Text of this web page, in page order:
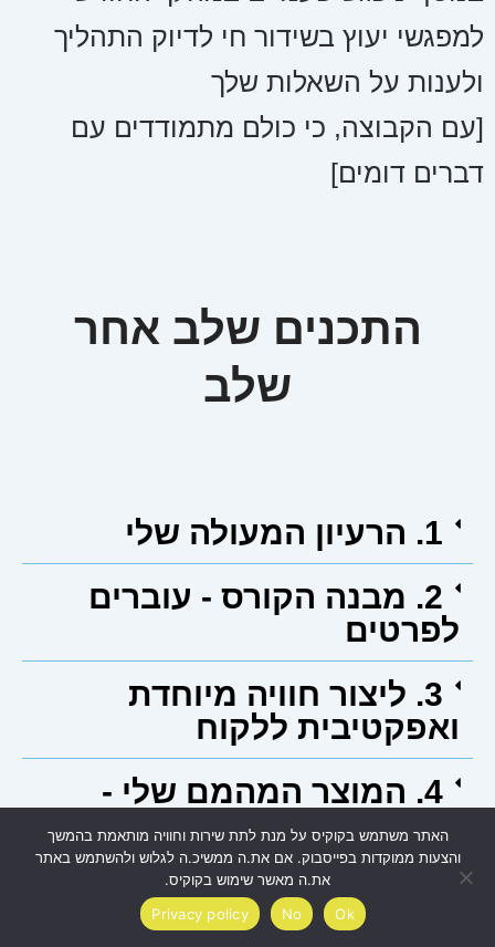
למפגשי יעוץ בשידור חי לדיוק התהליך
ולענות על השאלות שלך
[עם הקבוצה, כי כולם מתמודדים עם
דברים דומים]
התכנים שלב אחר
שלב
1. הרעיון המעולה שלי
2. מבנה הקורס - עוברים
לפרטים
3. ליצור חוויה מיוחדת
ואפקטיבית ללקוח
4. המוצר המהמם שלי -
האריזה
האתר משתמש בקוקיס על מנת לתת שירות וחוויה מותאמת בהמשך
והצעות ממוקדות בפייסבוק. אם את.ה ממשיכ.ה לגלוש ולהשתמש באתר
את.ה מאשר שימוש בקוקיס.
Ok
No
Privacy policy